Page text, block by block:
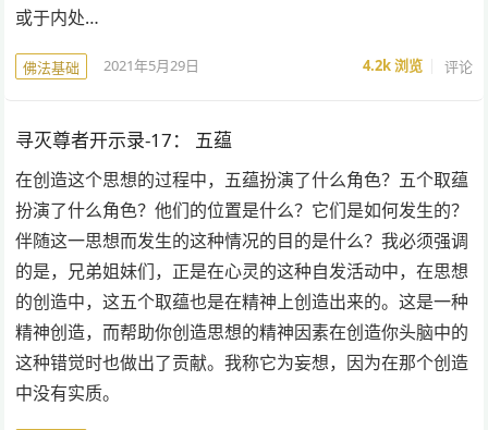
或于内处…
佛法基础 2021年5月29日 4.2k浏览 评论
寻灭尊者开示录-17： 五蕴
在创造这个思想的过程中，五蕴扮演了什么角色？五个取蕴
扮演了什么角色？他们的位置是什么？它们是如何发生的？
伴随这一思想而发生的这种情况的目的是什么？我必须强调
的是，兄弟姐妹们，正是在心灵的这种自发活动中，在思想
的创造中，这五个取蕴也是在精神上创造出来的。这是一种
精神创造，而帮助你创造思想的精神因素在创造你头脑中的
这种错觉时也做出了贡献。我称它为妄想，因为在那个创造
中没有实质。